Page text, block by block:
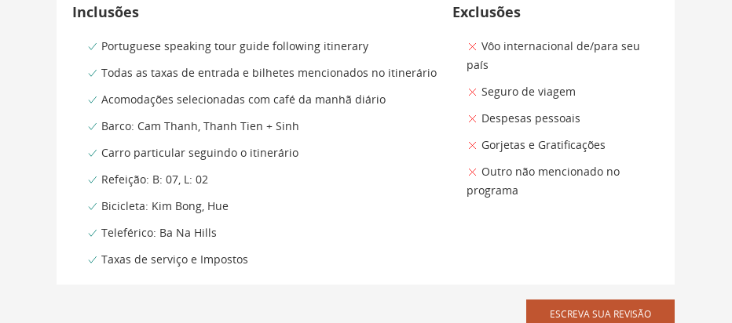
Inclusões
Portuguese speaking tour guide following itinerary
Todas as taxas de entrada e bilhetes mencionados no itinerário
Acomodações selecionadas com café da manhã diário
Barco: Cam Thanh, Thanh Tien + Sinh
Carro particular seguindo o itinerário
Refeição: B: 07, L: 02
Bicicleta: Kim Bong, Hue
Teleférico: Ba Na Hills
Taxas de serviço e Impostos
Exclusões
Vôo internacional de/para seu
país
Seguro de viagem
Despesas pessoais
Gorjetas e Gratificações
Outro não mencionado no
programa
ESCREVA SUA REVISÃO